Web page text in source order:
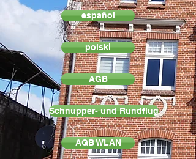
español
AGB
AGB WLAN
Schnupper- und Rundflug
polski